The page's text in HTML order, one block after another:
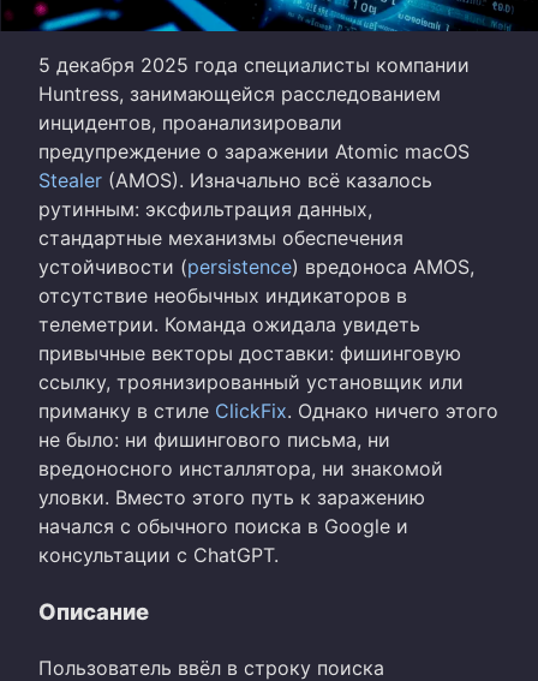
5 декабря 2025 года специалисты компании
Huntress, занимающейся расследованием
инцидентов, проанализировали
предупреждение о заражении Atomic macOS
Stealer (AMOS). Изначально всё казалось
рутинным: эксфильтрация данных,
стандартные механизмы обеспечения
устойчивости (persistence) вредоноса AMOS,
отсутствие необычных индикаторов в
телеметрии. Команда ожидала увидеть
привычные векторы доставки: фишинговую
ссылку, троянизированный установщик или
приманку в стиле ClickFix. Однако ничего этого
не было: ни фишингового письма, ни
вредоносного инсталлятора, ни знакомой
уловки. Вместо этого путь к заражению
начался с обычного поиска в Google и
консультации с ChatGPT.
Описание
Пользователь ввёл в строку поиска